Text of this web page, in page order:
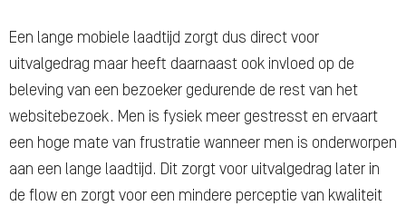
Een lange mobiele laadtijd zorgt dus direct voor
uitvalgedrag maar heeft daarnaast ook invloed op de
beleving van een bezoeker gedurende de rest van het
websitebezoek. Men is fysiek meer gestresst en ervaart
een hoge mate van frustratie wanneer men is onderworpen
aan een lange laadtijd. Dit zorgt voor uitvalgedrag later in
de flow en zorgt voor een mindere perceptie van kwaliteit